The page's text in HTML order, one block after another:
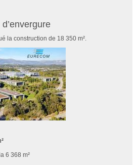
la construction de 18 350 m².
6 368 m²